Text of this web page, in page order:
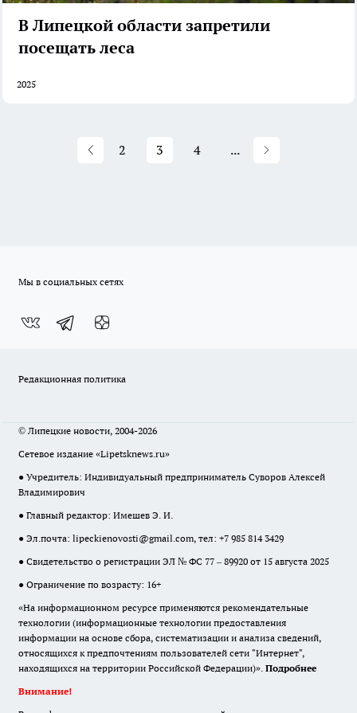
В Липецкой области запретили
посещать леса
2025
2 3 4 ...
Мы в социальных сетях
Редакционная политика
© Липецкие новости, 2004-2026
Сетевое издание «Lipetsknews.ru»
● Учредитель: Индивидуальный предприниматель Суворов Алексей
Владимирович
● Главный редактор: Имешев Э. И.
● Эл.почта: lipeckienovosti@gmail.com, тел: +7 985 814 3429
● Свидетельство о регистрации ЭЛ № ФС 77 – 89920 от 15 августа 2025
● Ограничение по возрасту: 16+
«На информационном ресурсе применяются рекомендательные
технологии (информационные технологии предоставления
информации на основе сбора, систематизации и анализа сведений,
относящихся к предпочтениям пользователей сети "Интернет",
находящихся на территории Российской Федерации)». Подробнее
Внимание!